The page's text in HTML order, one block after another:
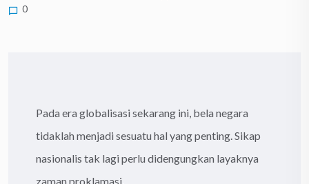
0
Pada era globalisasi sekarang ini, bela negara
tidaklah menjadi sesuatu hal yang penting. Sikap
nasionalis tak lagi perlu didengungkan layaknya
zaman proklamasi.